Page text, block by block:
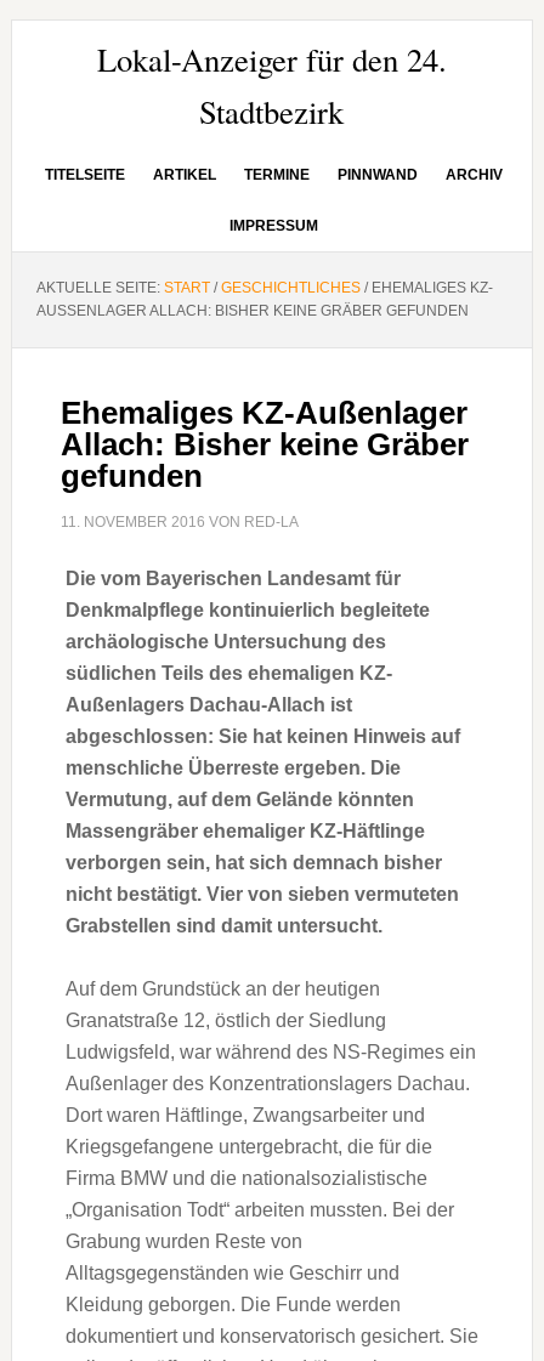
Hauptnavigation
SeitenspalteLokal-Anzeiger für den 24.
Stadtbezirk
TITELSEITE ARTIKEL TERMINE PINNWAND ARCHIV
IMPRESSUM
AKTUELLE SEITE: START / GESCHICHTLICHES /EHEMALIGES KZ-
AUSSENLAGER ALLACH: BISHER KEINE GRÄBER GEFUNDEN
Ehemaliges KZ-Außenlager
Allach: Bisher keine Gräber
gefunden
11. NOVEMBER 2016 VON RED-LA
Die vom Bayerischen Landesamt für
Denkmalpflege kontinuierlich begleitete
archäologische Untersuchung des
südlichen Teils des ehemaligen KZ-
Außenlagers Dachau-Allach ist
abgeschlossen: Sie hat keinen Hinweis auf
menschliche Überreste ergeben. Die
Vermutung, auf dem Gelände könnten
Massengräber ehemaliger KZ-Häftlinge
verborgen sein, hat sich demnach bisher
nicht bestätigt. Vier von sieben vermuteten
Grabstellen sind damit untersucht.
Auf dem Grundstück an der heutigen
Granatstraße 12, östlich der Siedlung
Ludwigsfeld, war während des NS-Regimes ein
Außenlager des Konzentrationslagers Dachau.
Dort waren Häftlinge, Zwangsarbeiter und
Kriegsgefangene untergebracht, die für die
Firma BMW und die nationalsozialistische
„Organisation Todt“ arbeiten mussten. Bei der
Grabung wurden Reste von
Alltagsgegenständen wie Geschirr und
Kleidung geborgen. Die Funde werden
dokumentiert und konservatorisch gesichert. Sie